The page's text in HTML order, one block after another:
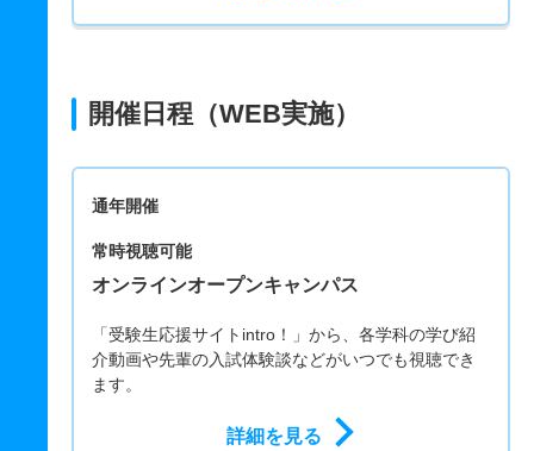
開催日程（WEB実施）
通年開催
常時視聴可能
オンラインオープンキャンパス
「受験生応援サイトintro！」から、各学科の学び紹
介動画や先輩の入試体験談などがいつでも視聴でき
ます。
詳細を見る